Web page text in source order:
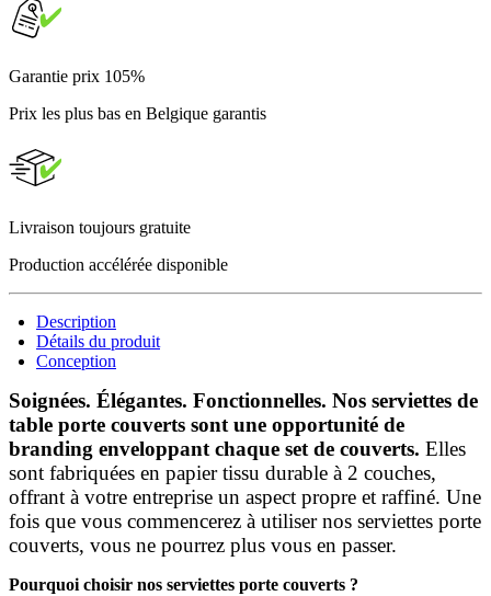
Garantie prix 105%
Prix les plus bas en Belgique garantis
Livraison toujours gratuite
Production accélérée disponible
Description
Détails du produit
Conception
Soignées. Élégantes. Fonctionnelles. Nos serviettes de
table porte couverts sont une opportunité de
branding enveloppant chaque set de couverts. Elles
sont fabriquées en papier tissu durable à 2 couches,
offrant à votre entreprise un aspect propre et raffiné. Une
fois que vous commencerez à utiliser nos serviettes porte
couverts, vous ne pourrez plus vous en passer.
Pourquoi choisir nos serviettes porte couverts ?